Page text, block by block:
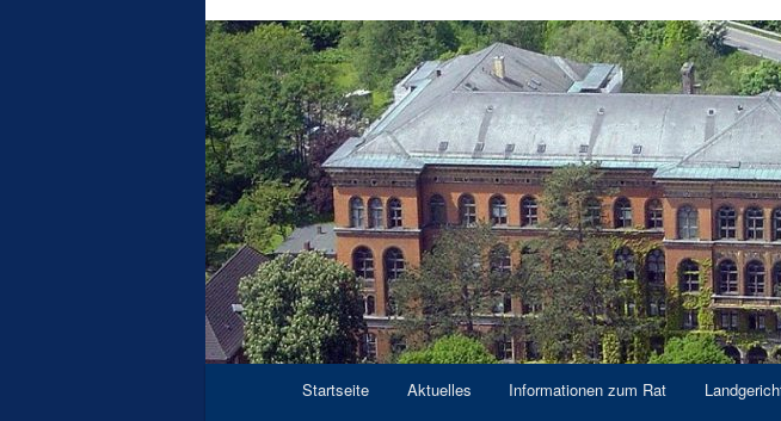
Startseite Aktuelles Informationen zum Rat